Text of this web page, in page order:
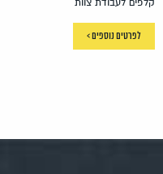
קלפים לעבודת צוות
לפרטים נוספים >